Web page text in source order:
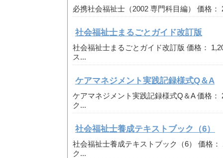
必携社会福祉士（2002 専門科目編） 価格：
社会福祉士まるごとガイド改訂版
社会福祉士まるごとガイド改訂版 価格：
ス...
ケアマネジメント実践記録様式Q＆A
ケアマネジメント実践記録様式Q＆A 価格：
ク...
社会福祉士養成テキストブック（6）
社会福祉士養成テキストブック（6） 価格
ク...